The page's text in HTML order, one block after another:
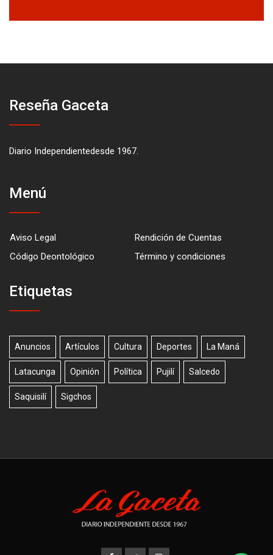
Reseña Gaceta
Diario Independientedesde 1967.
Menú
Aviso Legal
Rendición de Cuentas
Código Deontológico
Término y condiciones
Etiquetas
Anuncios Artículos Cultura Deportes La Maná
Latacunga Opinión Política Pujilí Salcedo
Saquisilí Sigchos